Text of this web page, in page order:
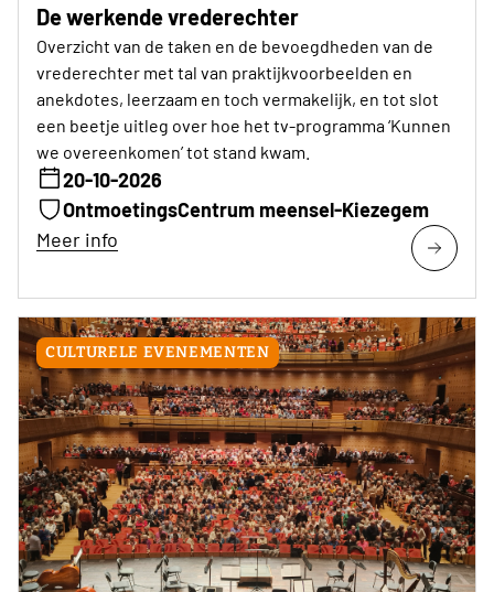
De werkende vrederechter
Overzicht van de taken en de bevoegdheden van de
vrederechter met tal van praktijkvoorbeelden en
anekdotes, leerzaam en toch vermakelijk, en tot slot
een beetje uitleg over hoe het tv-programma ‘Kunnen
we overeenkomen’ tot stand kwam.
20-10-2026
OntmoetingsCentrum meensel-Kiezegem
Meer info
CULTURELE EVENEMENTEN